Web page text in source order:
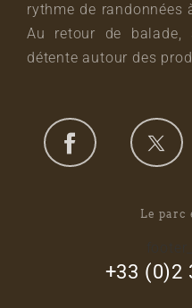
rythme de randonnées
Au retour de balade,
détente autour des
Le parc
+33 (0)2